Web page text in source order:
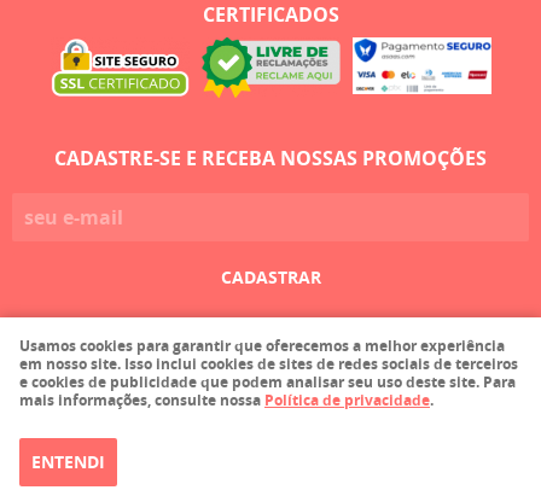
CERTIFICADOS
CADASTRE-SE E RECEBA NOSSAS PROMOÇÕES
CADASTRAR
Faula Comercio de Tecidos Ltda EPP
CNPJ: 03.215.116/0001-36
Usamos cookies para garantir que oferecemos a melhor experiência
em nosso site. Isso inclui cookies de sites de redes sociais de terceiros
e cookies de publicidade que podem analisar seu uso deste site. Para
mais informações, consulte nossa Política de privacidade.
ENTENDI